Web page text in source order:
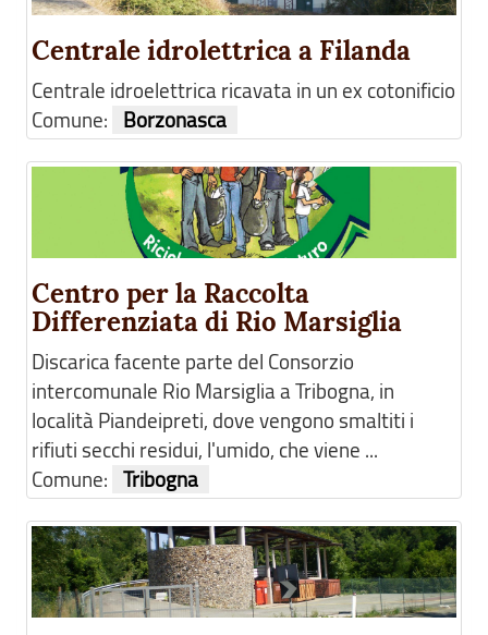
Centrale idrolettrica a Filanda
Centrale idroelettrica ricavata in un ex cotonificio
Comune:
Borzonasca
Centro per la Raccolta
Differenziata di Rio Marsiglia
Discarica facente parte del Consorzio
intercomunale Rio Marsiglia a Tribogna, in
località Piandeipreti, dove vengono smaltiti i
rifiuti secchi residui, l'umido, che viene ...
Comune: Tribogna